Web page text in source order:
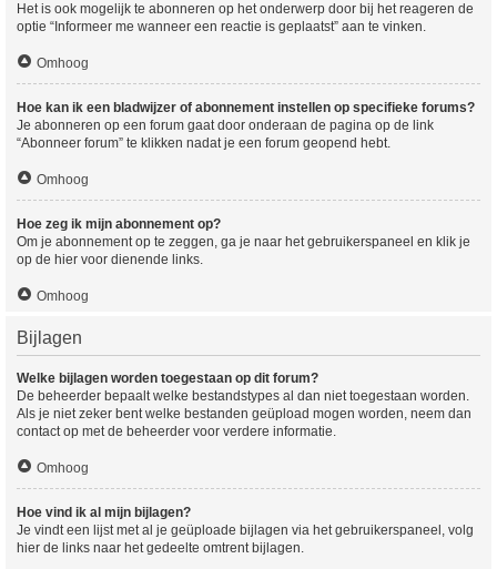
Het is ook mogelijk te abonneren op het onderwerp door bij het reageren de
optie “Informeer me wanneer een reactie is geplaatst” aan te vinken.
Omhoog
Hoe kan ik een bladwijzer of abonnement instellen op specifieke forums?
Je abonneren op een forum gaat door onderaan de pagina op de link
“Abonneer forum” te klikken nadat je een forum geopend hebt.
Omhoog
Hoe zeg ik mijn abonnement op?
Om je abonnement op te zeggen, ga je naar het gebruikerspaneel en klik je
op de hier voor dienende links.
Omhoog
Bijlagen
Welke bijlagen worden toegestaan op dit forum?
De beheerder bepaalt welke bestandstypes al dan niet toegestaan worden.
Als je niet zeker bent welke bestanden geüpload mogen worden, neem dan
contact op met de beheerder voor verdere informatie.
Omhoog
Hoe vind ik al mijn bijlagen?
Je vindt een lijst met al je geüploade bijlagen via het gebruikerspaneel, volg
hier de links naar het gedeelte omtrent bijlagen.